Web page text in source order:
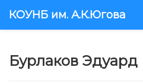
КОУНБ им. А.К.Югова
Бурлаков Эдуард